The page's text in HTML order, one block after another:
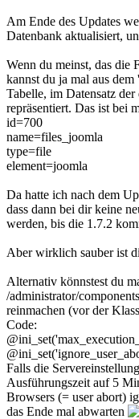
Am Ende des Updates
Datenbank aktualisiert,
Wenn du meinst, das die
kannst du ja mal aus
Tabelle, im Datensatz
repräsentiert. Das ist bei
id=700
name=files_joomla
type=file
element=joomla
Da hatte ich nach dem
dass dann bei dir keine
werden, bis die 1.7.2
Aber wirklich sauber ist
Alternativ könnstest du
/administrator/
reinmachen (vor der
Code:
Falls die
Ausführungszeit auf 5
Browsers (= user abort)
das Ende mal abwarten